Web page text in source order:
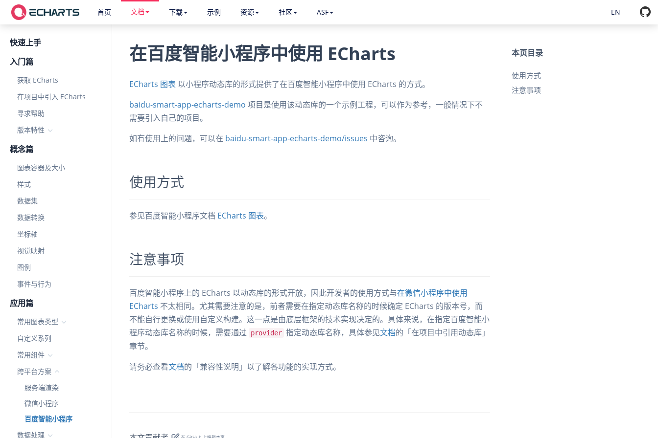
首页 文档 下载 示例 资源 社区 ASF EN
快速上手
入门篇
获取 ECharts
在项目中引入 ECharts
寻求帮助
版本特性
概念篇
图表容器及大小
样式
数据集
数据转换
坐标轴
视觉映射
图例
事件与行为
应用篇
常用图表类型
自定义系列
常用组件
跨平台方案
服务端渲染
微信小程序
百度智能小程序
数据处理
本页目录
使用方式
注意事项
在百度智能小程序中使用 ECharts
ECharts 图表 以小程序动态库的形式提供了在百度智能小程序中使用 ECharts 的方式。
baidu-smart-app-echarts-demo 项目是使用该动态库的一个示例工程，可以作为参考，一般情况下不
需要引入自己的项目。
如有使用上的问题，可以在 baidu-smart-app-echarts-demo/issues 中咨询。
使用方式
参见百度智能小程序文档 ECharts 图表。
注意事项
百度智能小程序上的 ECharts 以动态库的形式开放，因此开发者的使用方式与在微信小程序中使用
ECharts 不太相同。尤其需要注意的是，前者需要在指定动态库名称的时候确定 ECharts 的版本号，而
不能自行更换或使用自定义构建。这一点是由底层框架的技术实现决定的。具体来说，在指定百度智能小
程序动态库名称的时候，需要通过
provider 指定动态库名称，具体参见文档的「在项目中引用动态库」
章节。
请务必查看文档的「兼容性说明」以了解各功能的实现方式。